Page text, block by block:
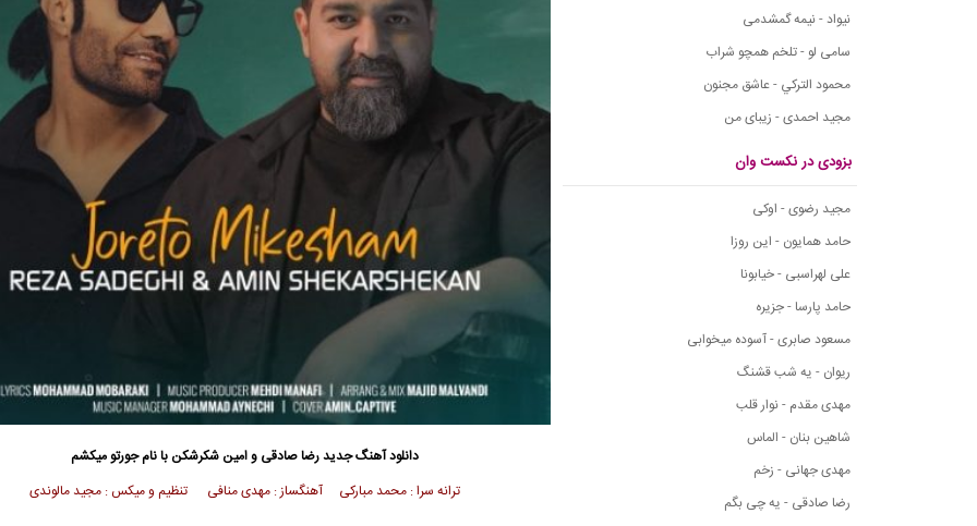
نیواد - نیمه گمشدمی
سامی لو - تلخم همچو شراب
محمود التركي - عاشق مجنون
مجید احمدی - زیبای من
بزودی در نکست وان
مجید رضوی - اوکی
حامد همایون - این روزا
علی لهراسبی - خیابونا
حامد پارسا - جزیره
مسعود صابری - آسوده میخوابی
ریوان - یه شب قشنگ
مهدی مقدم - نوار قلب
شاهین بنان - الماس
مهدی جهانی - زخم
رضا صادقی - یه چی بگم
دانلود آهنگ جدیدرضا صادقی و امین شکرشکن با نام جورتو میکشم
ترانه سرا : محمد مبارکی آهنگساز : مهدی منافی تنظیم و میکس : مجید مالوندی